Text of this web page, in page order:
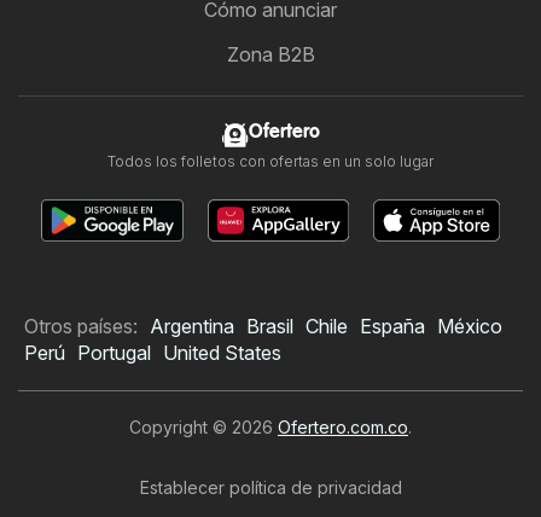
Cómo anunciar
Zona B2B
Ofertero
Todos los folletos con ofertas en un solo lugar
Otros países: Argentina Brasil Chile España México
Perú Portugal United States
Copyright © 2026 Ofertero.com.co.
Establecer política de privacidad